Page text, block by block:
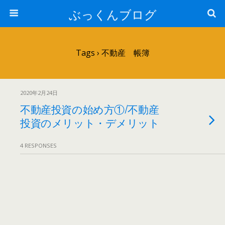
ぶっくんブログ
Tags › 不動産 帳簿
2020年2月24日
不動産投資の始め方①/不動産
投資のメリット・デメリット
4 RESPONSES